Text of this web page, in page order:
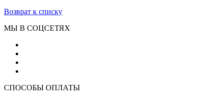
Возврат к списку
МЫ В СОЦСЕТЯХ
СПОСОБЫ ОПЛАТЫ